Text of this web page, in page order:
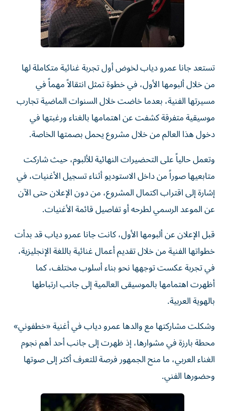
تستعد جانا عمرو دياب لخوض أول تجربة غنائية متكاملة لها
من خلال ألبومها الأول، في خطوة تمثل انتقالاً مهماً في
مسيرتها الفنية، بعدما خاضت خلال السنوات الماضية تجارب
موسيقية متفرقة كشفت عن اهتمامها بالغناء ورغبتها في
دخول هذا العالم من خلال مشروع يحمل بصمتها الخاصة.
وتعمل حالياً على التحضيرات النهائية للألبوم، حيث شاركت
متابعيها صوراً من داخل الاستوديو أثناء تسجيل الأغنيات، في
إشارة إلى اقتراب اكتمال المشروع، من دون الإعلان حتى الآن
عن الموعد الرسمي لطرحه أو تفاصيل قائمة الأغنيات.
قبل الإعلان عن ألبومها الأول، كانت جانا عمرو دياب قد بدأت
خطواتها الفنية من خلال تقديم أعمال غنائية باللغة الإنجليزية،
في تجربة عكست توجهها نحو بناء أسلوب مختلف، كما
أظهرت اهتمامها بالموسيقى العالمية إلى جانب ارتباطها
بالهوية العربية.
وشكلت مشاركتها مع والدها عمرو دياب في أغنية «خطفوني»
محطة بارزة في مشوارها، إذ ظهرت إلى جانب أحد أهم نجوم
الغناء العربي، ما منح الجمهور فرصة للتعرف أكثر إلى صوتها
وحضورها الفني.